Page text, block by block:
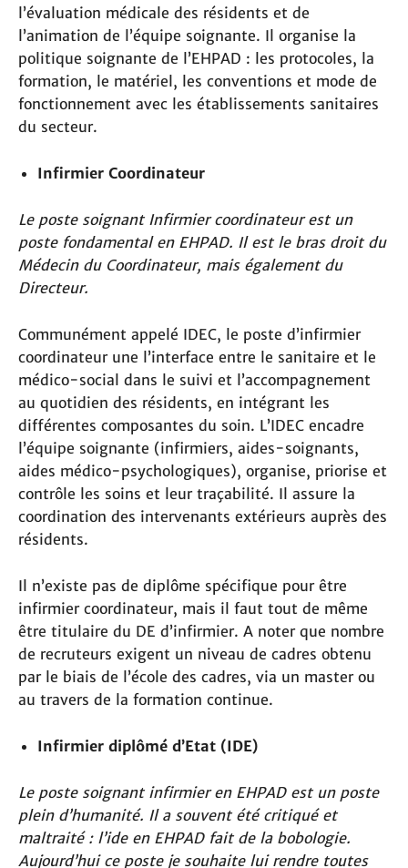
l’évaluation médicale des résidents et de
l’animation de l’équipe soignante. Il organise la
politique soignante de l’EHPAD : les protocoles, la
formation, le matériel, les conventions et mode de
fonctionnement avec les établissements sanitaires
du secteur.
Infirmier Coordinateur
Le poste soignant Infirmier coordinateur est un
poste fondamental en EHPAD. Il est le bras droit du
Médecin du Coordinateur, mais également du
Directeur.
Communément appelé IDEC, le poste d’infirmier
coordinateur une l’interface entre le sanitaire et le
médico-social dans le suivi et l’accompagnement
au quotidien des résidents, en intégrant les
différentes composantes du soin. L’IDEC encadre
l’équipe soignante (infirmiers, aides-soignants,
aides médico-psychologiques), organise, priorise et
contrôle les soins et leur traçabilité. Il assure la
coordination des intervenants extérieurs auprès des
résidents.
Il n’existe pas de diplôme spécifique pour être
infirmier coordinateur, mais il faut tout de même
être titulaire du DE d’infirmier. A noter que nombre
de recruteurs exigent un niveau de cadres obtenu
par le biais de l’école des cadres, via un master ou
au travers de la formation continue.
Infirmier diplômé d’Etat (IDE)
Le poste soignant infirmier en EHPAD est un poste
plein d’humanité. Il a souvent été critiqué et
maltraité : l’ide en EHPAD fait de la bobologie.
Aujourd’hui ce poste je souhaite lui rendre toutes